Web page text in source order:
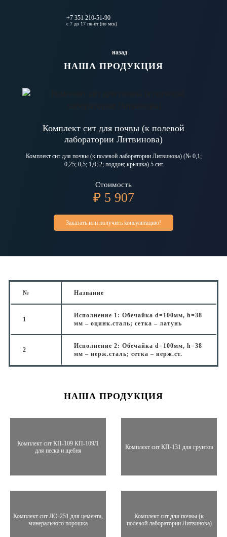
+7 351 210-51-90
с 7 до 17 пн-пт (по мск)
назад
НАША ПРОДУКЦИЯ
Комплект сит для почвы (к полевой
лаборатории Литвинова)
Комплект сит для почвы (к полевой лаборатории Литвинова) (№ 0,1;
0,25; 0,5; 1,0; 2; поддон; крышка) 5 сит
Стоимость
₽ 5 907
Заказать или получить консультацию!
№ Название
1
Исполнение 1: Обечайка d=100мм, h=38
мм – оцинк.сталь; сетка – латунь
2
Исполнение 2: Обечайка d=100мм, h=38
мм – нерж.сталь; сетка – нерж.ст.
НАША ПРОДУКЦИЯ
Комплект сит КП-109 КП-109/1
для песка и щебня
Комплект сит КП-131 для грунтов
Комплект сит ЛО-251 для цемента,
минерального порошка
Комплект сит для почвы (к
полевой лаборатории Литвинова)